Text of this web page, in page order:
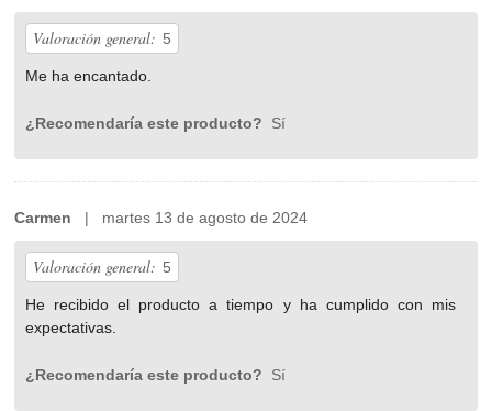
Valoración general: 5
Me ha encantado.
¿Recomendaría este producto? Sí
Carmen | martes 13 de agosto de 2024
Valoración general: 5
He recibido el producto a tiempo y ha cumplido con mis
expectativas.
¿Recomendaría este producto? Sí